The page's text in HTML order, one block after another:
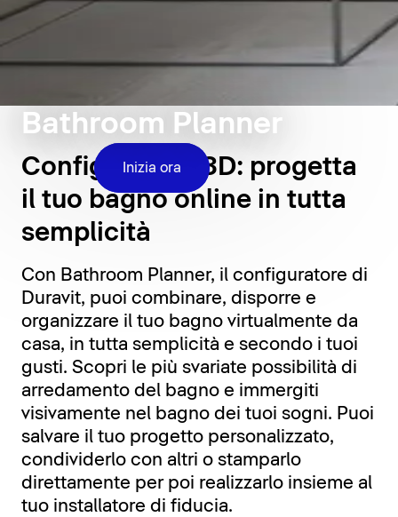
Bathroom Planner
Inizia ora
Configuratore 3D: progetta
il tuo bagno online in tutta
semplicità
Con Bathroom Planner, il configuratore di
Duravit, puoi combinare, disporre e
organizzare il tuo bagno virtualmente da
casa, in tutta semplicità e secondo i tuoi
gusti. Scopri le più svariate possibilità di
arredamento del bagno e immergiti
visivamente nel bagno dei tuoi sogni. Puoi
salvare il tuo progetto personalizzato,
condividerlo con altri o stamparlo
direttamente per poi realizzarlo insieme al
tuo installatore di fiducia.